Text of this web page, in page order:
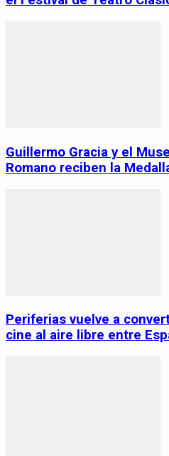
Guillermo Gracia y el
Romano reciben la
Periferias vuelve a
cine al aire libre entre